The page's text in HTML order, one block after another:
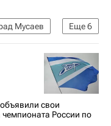
Еще6
Мусаев
свои
чемпионата России по